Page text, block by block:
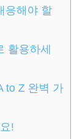
응해야 할
활용하세
to Z 완벽 가
!